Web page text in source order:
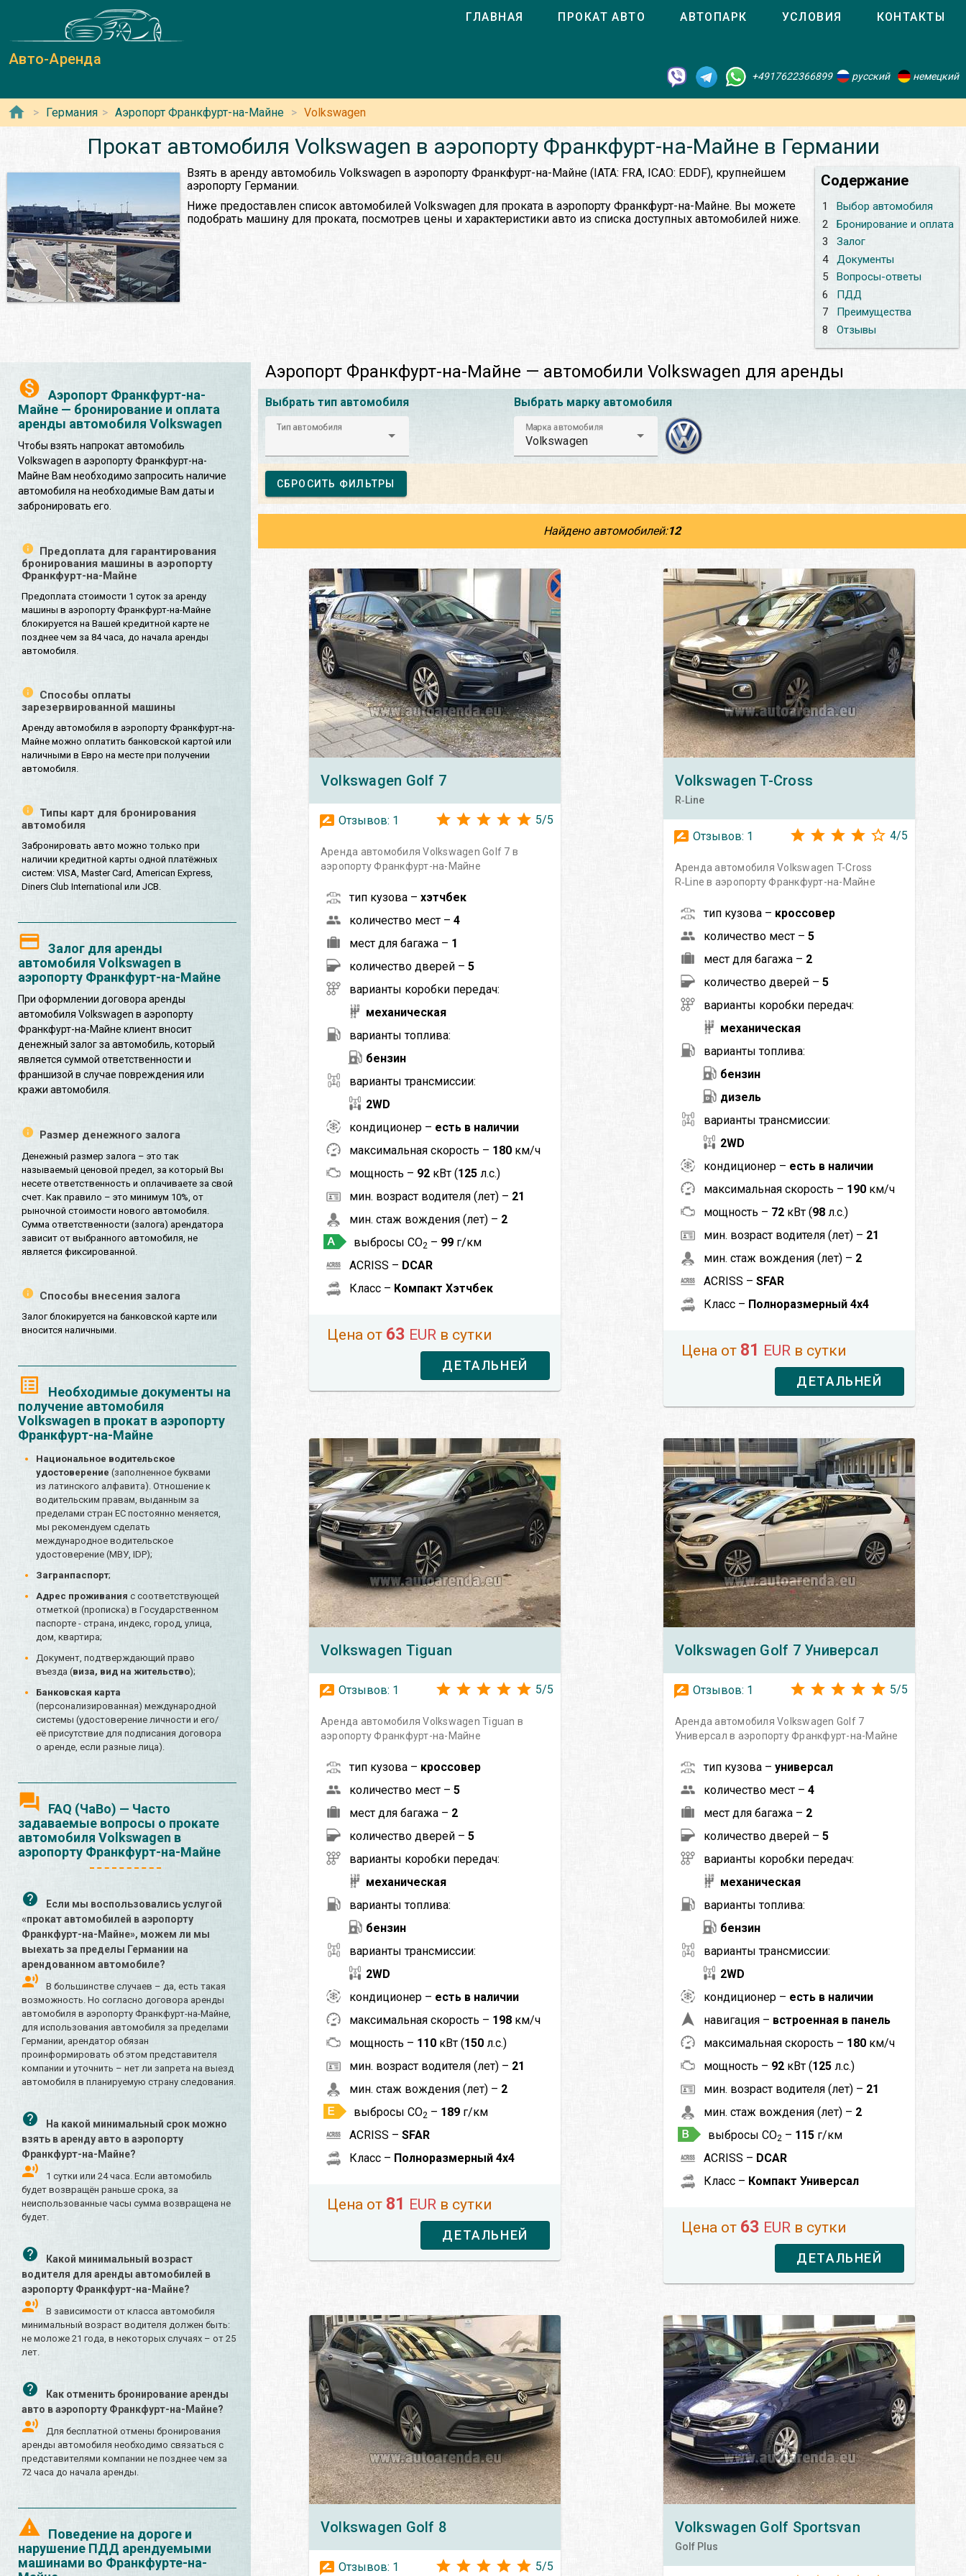
Авто-Аренда
ГЛАВНАЯ ПРОКАТ АВТО АВТОПАРК УСЛОВИЯ КОНТАКТЫ
+4917622366899 русский немецкий
Германия Аэропорт Франкфурт-на-Майне Volkswagen
Прокат автомобиля Volkswagen в аэропорту Франкфурт-на-Майне в Германии
Содержание
1
Выбор автомобиля
2
Бронирование и оплата
3
Залог
4
Документы
5
Вопросы-ответы
6
ПДД
7
Преимущества
8
Отзывы
Взять в аренду автомобиль Volkswagen в аэропорту Франкфурт-на-Майне (IATA: FRA, ICAO: EDDF), крупнейшем
аэропорту Германии.
Ниже предоставлен список автомобилей Volkswagen для проката в аэропорту Франкфурт-на-Майне. Вы можете
подобрать машину для проката, посмотрев цены и характеристики авто из списка доступных автомобилей ниже.
Аэропорт Франкфурт-на-
Майне — бронирование и оплата
аренды автомобиля Volkswagen
Чтобы взять напрокат автомобиль
Volkswagen в аэропорту Франкфурт-на-
Майне Вам необходимо запросить наличие
автомобиля на необходимые Вам даты и
забронировать его.
Предоплата для гарантирования
бронирования машины в аэропорту
Франкфурт-на-Майне
Предоплата стоимости 1 суток за аренду
машины в аэропорту Франкфурт-на-Майне
блокируется на Вашей кредитной карте не
позднее чем за 84 часа, до начала аренды
автомобиля.
Способы оплаты
зарезервированной машины
Аренду автомобиля в аэропорту Франкфурт-на-
Майне можно оплатить банковской картой или
наличными в Евро на месте при получении
автомобиля.
Типы карт для бронирования
автомобиля
Забронировать авто можно только при
наличии кредитной карты одной платёжных
систем: VISA, Master Card, American Express,
Diners Club International или JCB.
Залог для аренды
автомобиля Volkswagen в
аэропорту Франкфурт-на-Майне
При оформлении договора аренды
автомобиля Volkswagen в аэропорту
Франкфурт-на-Майне клиент вносит
денежный залог за автомобиль, который
является суммой ответственности и
франшизой в случае повреждения или
кражи автомобиля.
Размер денежного залога
Денежный размер залога – это так
называемый ценовой предел, за который Вы
несете ответственность и оплачиваете за свой
счет. Как правило – это минимум 10%, от
рыночной стоимости нового автомобиля.
Сумма ответственности (залога) арендатора
зависит от выбранного автомобиля, не
является фиксированной.
Способы внесения залога
Залог блокируется на банковской карте или
вносится наличными.
Необходимые документы на
получение автомобиля
Volkswagen в прокат в аэропорту
Франкфурт-на-Майне
Национальное водительское
удостоверение (заполненное буквами
из латинского алфавита). Отношение к
водительским правам, выданным за
пределами стран ЕС постоянно меняется,
мы рекомендуем сделать
международное водительское
удостоверение (МВУ, IDP);
Загранпаспорт;
Адрес проживания с соответствующей
отметкой (прописка) в Государственном
паспорте - страна, индекс, город, улица,
дом, квартира;
Документ, подтверждающий право
въезда (виза, вид на жительство);
Банковская карта
(персонализированная) международной
системы (удостоверение личности и его/
её присутствие для подписания договора
о аренде, если разные лица).
FAQ (ЧаВо) — Часто
задаваемые вопросы о прокате
автомобиля Volkswagen в
аэропорту Франкфурт-на-Майне
Если мы воспользовались услугой
«прокат автомобилей в аэропорту
Франкфурт-на-Майне», можем ли мы
выехать за пределы Германии на
арендованном автомобиле?
В большинстве случаев – да, есть такая
возможность. Но согласно договора аренды
автомобиля в аэропорту Франкфурт-на-Майне,
для использования автомобиля за пределами
Германии, арендатор обязан
проинформировать об этом представителя
компании и уточнить – нет ли запрета на выезд
автомобиля в планируемую страну следования.
На какой минимальный срок можно
взять в аренду авто в аэропорту
Франкфурт-на-Майне?
1 сутки или 24 часа. Если автомобиль
будет возвращён раньше срока, за
неиспользованные часы сумма возвращена не
будет.
Какой минимальный возраст
водителя для аренды автомобилей в
аэропорту Франкфурт-на-Майне?
В зависимости от класса автомобиля
минимальный возраст водителя должен быть:
не моложе 21 года, в некоторых случаях – от 25
лет.
Как отменить бронирование аренды
авто в аэропорту Франкфурт-на-Майне?
Для бесплатной отмены бронирования
аренды автомобиля необходимо связаться с
представителями компании не позднее чем за
72 часа до начала аренды.
Поведение на дороге и
нарушение ПДД арендуемыми
машинами во Франкфурте-на-
Аэропорт Франкфурт-на-Майне — автомобили Volkswagen для аренды
Выбрать тип автомобиля
Тип автомобиля
Выбрать марку автомобиля
Марка автомобиля
Volkswagen
СБРОСИТЬ ФИЛЬТРЫ
Найдено автомобилей:12
Volkswagen Golf 7
Отзывов: 1 5/5
Аренда автомобиля Volkswagen Golf 7 в
аэропорту Франкфурт-на-Майне
тип кузова – хэтчбек
количество мест – 4
мест для багажа – 1
количество дверей – 5
варианты коробки передач:
механическая
варианты топлива:
бензин
варианты трансмиссии:
2WD
кондиционер – есть в наличии
максимальная скорость – 180 км/ч
мощность – 92 кВт (125л.с.)
мин. возраст водителя (лет) – 21
мин. стаж вождения (лет) – 2
выбросы CO2 – 99 г/км
ACRISS – DCAR
Класс – Компакт Хэтчбек
Цена от 63 EUR в сутки
ДЕТАЛЬНЕЙ
Volkswagen T-Cross
R‑Line
Отзывов: 1 4/5
Аренда автомобиля Volkswagen T-Cross
R‑Line в аэропорту Франкфурт-на-Майне
тип кузова – кроссовер
количество мест – 5
мест для багажа – 2
количество дверей – 5
варианты коробки передач:
механическая
варианты топлива:
бензин
дизель
варианты трансмиссии:
2WD
кондиционер – есть в наличии
максимальная скорость – 190 км/ч
мощность – 72 кВт (98л.с.)
мин. возраст водителя (лет) – 21
мин. стаж вождения (лет) – 2
ACRISS – SFAR
Класс – Полноразмерный 4x4
Цена от 81 EUR в сутки
ДЕТАЛЬНЕЙ
Volkswagen Tiguan
Отзывов: 1 5/5
Аренда автомобиля Volkswagen Tiguan в
аэропорту Франкфурт-на-Майне
тип кузова – кроссовер
количество мест – 5
мест для багажа – 2
количество дверей – 5
варианты коробки передач:
механическая
варианты топлива:
бензин
варианты трансмиссии:
2WD
кондиционер – есть в наличии
максимальная скорость – 198 км/ч
мощность – 110 кВт (150л.с.)
мин. возраст водителя (лет) – 21
мин. стаж вождения (лет) – 2
выбросы CO2 – 189 г/км
ACRISS – SFAR
Класс – Полноразмерный 4x4
Цена от 81 EUR в сутки
ДЕТАЛЬНЕЙ
Volkswagen Golf 7 Универсал
Отзывов: 1 5/5
Аренда автомобиля Volkswagen Golf 7
Универсал в аэропорту Франкфурт-на-Майне
тип кузова – универсал
количество мест – 4
мест для багажа – 2
количество дверей – 5
варианты коробки передач:
механическая
варианты топлива:
бензин
варианты трансмиссии:
2WD
кондиционер – есть в наличии
навигация – встроенная в панель
максимальная скорость – 180 км/ч
мощность – 92 кВт (125л.с.)
мин. возраст водителя (лет) – 21
мин. стаж вождения (лет) – 2
выбросы CO2 – 115 г/км
ACRISS – DCAR
Класс – Компакт Универсал
Цена от 63 EUR в сутки
ДЕТАЛЬНЕЙ
Volkswagen Golf 8
Отзывов: 1 5/5
Volkswagen Golf Sportsvan
Golf Plus